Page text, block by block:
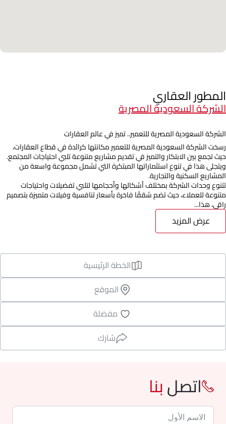
المطور العقاري
الشركة السعودية المصرية
الشركة السعودية المصرية للتعمير.. تميز في عالم العقارات
رسخت الشركة السعودية المصرية للتعمير مكانتها كرائدة في قطاع العقارات،
حيث تجمع بين الابتكار والتميز في تقديم مشاريع متنوعة تلبي احتياجات المجتمع.
ويتجلى هذا في تنوع استثماراتها المبتكرة التي تشمل مجموعة واسعة من
المشاريع السكنية والتجارية.
تتنوع وحدات الشركة بمختلف أشكالها وأحجامها لتلبي تفضيلات واحتياجات
متنوعة للعملاء، حيث تضم شققًا فاخرة بأسعار تنافسية وفيلات متميزة بتصميم
راقي، هذا...
عرض المزيد
الخطة الرئيسية
الموقع
مفضلة
شارك
اتصلبنا